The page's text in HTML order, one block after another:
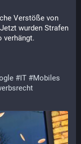
Verstöße von
wurden Strafen
verhängt.
#IT #Mobiles